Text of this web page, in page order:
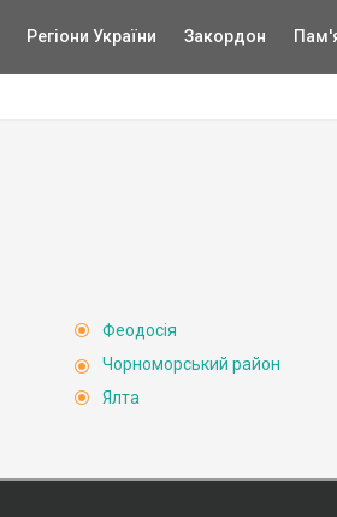
Регіони України Закордон
Феодосія
Чорноморський район
Ялта